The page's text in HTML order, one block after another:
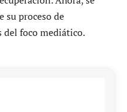
su proceso de
del foco mediático.